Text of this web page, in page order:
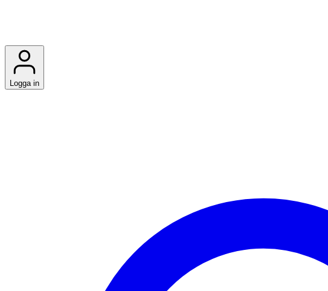
Logga in